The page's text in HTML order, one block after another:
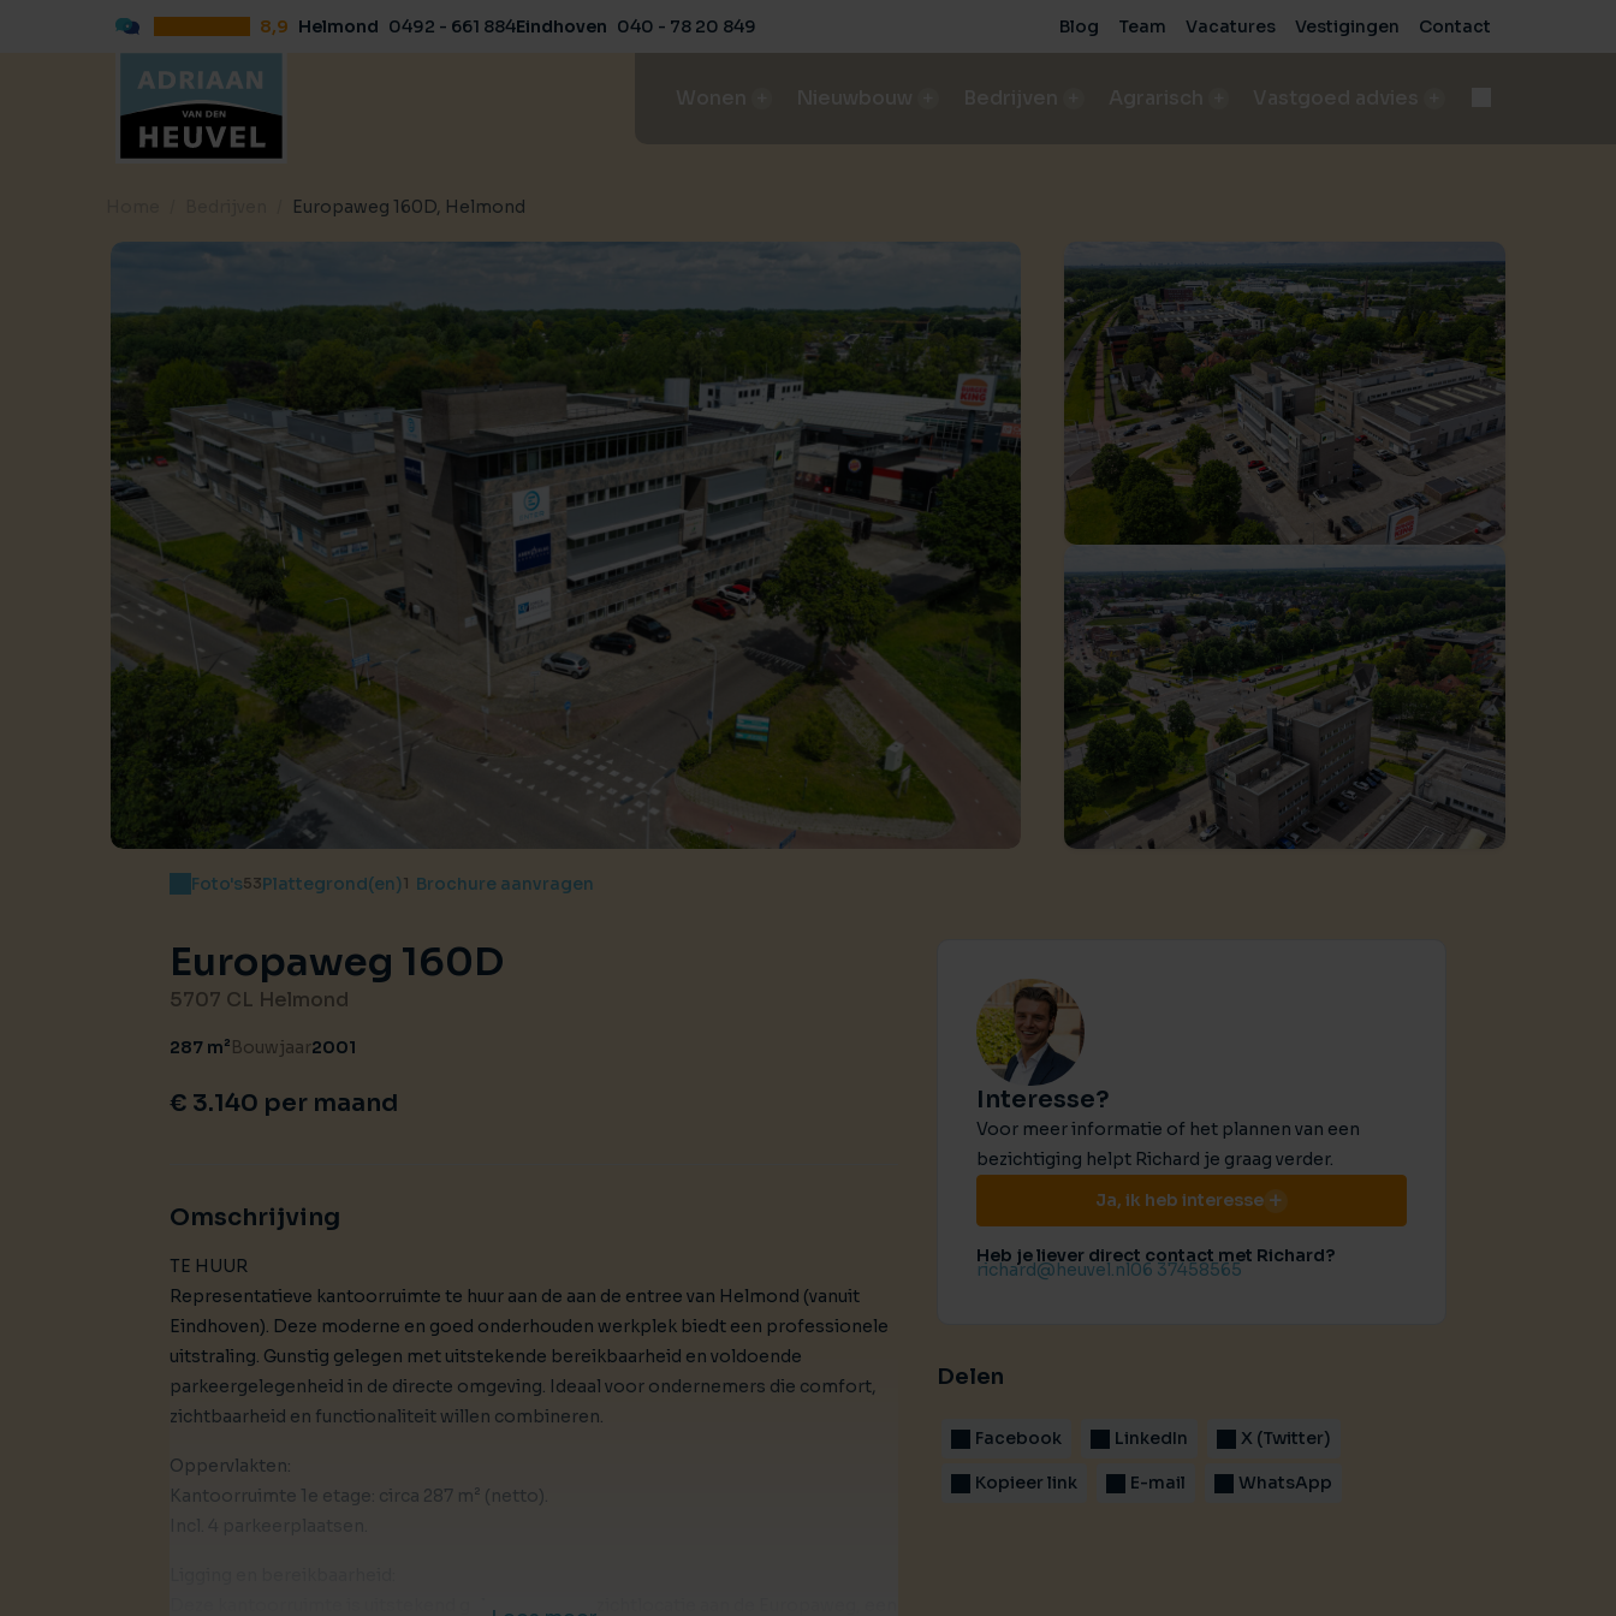
8,9 Helmond 0492 - 661 884Eindhoven 040 - 78 20 849 Blog Team Vacatures Vestigingen Contact
Ons aanbod koop- / huurwoningen
Het beste rendement en condities
Huis kopen
Koop bewust met een aankoopmakelaar
Buitenstate
Landelijk wonen
Huis huren
Weet waar je op moet letten
Huis verhuren
Vind een betrouwbare huurder
Gratis waardebepaling
Wat is jouw woning waard?
Taxatie huis
Reële waardering van onroerend goed
Gratis zoekopdracht
Blijf op de hoogte van ons actuele aanbod
Verkocht
Ons aanbod nieuwbouwprojecten
Deskundig advies van A tot Z
NVM-nieuwbouwspecialist
Expertise in nieuwbouwprojecten, van start tot verkoop
Woningmarktconsultancy
Inzicht en advies voor succesvolle projectontwikkeling
Ons aanbod in bedrijfsobjecten
Bedrijfspand huren / kopen
Vind de perfecte bedrijfsruimte
Bedrijfspand verhuren
Verhuren met succes
Bedrijfspand verkopen
Behaal de beste verkoopresultaten
Herontwikkeling
Transformeer en optimaliseer vastgoed
Taxaties
Krijg inzicht in de waarde van jouw bedrijfspand
Beleggingen
Rendabele investeringsmogelijkheden
Verkocht / verhuurd
Onlangs gesloten transacties
Vastgoed advies
Antwoord op al jouw vragen
Agrarisch bedrijf verkopen
Behaal de beste verkoopresultaten
Agrarische grond verkopen
Behaal de beste verkoopresultaten
Agrarische grond kopen/pachten
Begeleiding nodig bij aankoop?
Agrarisch bedrijf kopen
Begeleiding nodig bij aankoop?
Productierechten
Advies en ondersteuning bij bemiddeling
Taxaties
Weten wat je bedrijf waard is?
Deskundige begeleiding bij complexe processen
Voor bedrijven
Advies voor zakelijke vastgoedprojecten
Voor particulieren
Persoonlijk en onafhankelijk advies
Europaweg 160D, Helmond
Foto's53Plattegrond(en)1 Brochure aanvragen
Europaweg 160D
5707 CL Helmond
287 m²Bouwjaar2001
€ 3.140 per maand
Omschrijving
TE HUUR
Representatieve kantoorruimte te huur aan de aan de entree van Helmond (vanuit
Eindhoven). Deze moderne en goed onderhouden werkplek biedt een professionele
uitstraling. Gunstig gelegen met uitstekende bereikbaarheid en voldoende
parkeergelegenheid in de directe omgeving. Ideaal voor ondernemers die comfort,
zichtbaarheid en functionaliteit willen combineren.
Oppervlakten:
Kantoorruimte 1e etage: circa 287 m² (netto).
Deze kantoorruimte is uitstekend gelegen op een zichtlocatie aan de Europaweg, een
Interesse?
Voor meer informatie of het plannen van een
bezichtiging helpt Richard je graag verder.
Ja, ik heb interesse
Heb je liever direct contact met Richard?
richard@heuvel.nl06 37458565
Delen
Facebook LinkedIn X (Twitter)
Kopieer link E-mail WhatsApp